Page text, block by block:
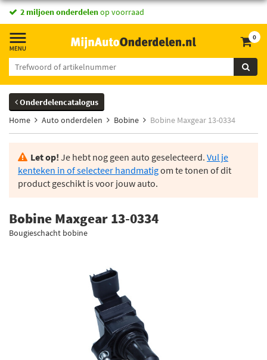
2 miljoen onderdelenop voorraad
0
Onderdelencatalogus
Home
Auto onderdelen Bobine Bobine Maxgear 13-0334
Let op! Je hebt nog geen auto geselecteerd. Vul je
kenteken in of selecteer handmatigom te tonen of dit
product geschikt is voor jouw auto.
Bobine Maxgear 13-0334
Bougieschacht bobine